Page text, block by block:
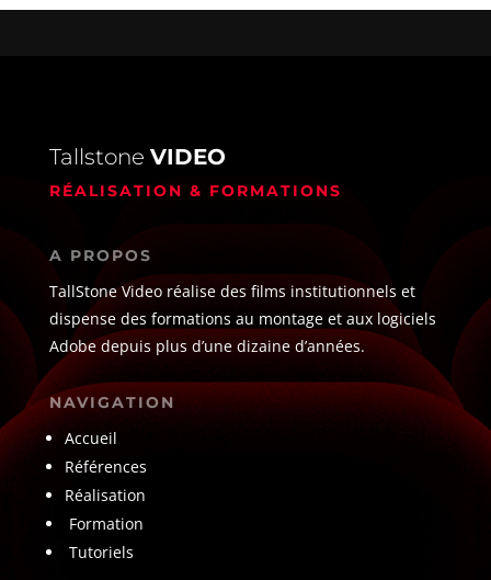
Tallstone VIDEO
RÉALISATION & FORMATIONS
A PROPOS
TallStone Video réalise des films institutionnels et
dispense des formations au montage et aux logiciels
Adobe depuis plus d’une dizaine d’années.
NAVIGATION
Accueil
Références
Réalisation
Formation
Tutoriels